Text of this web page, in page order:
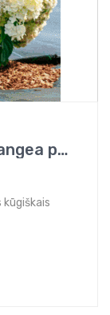
Hortenzija šluotelinė (Hydrangea paniculata) „Metalica”
kūgiškais